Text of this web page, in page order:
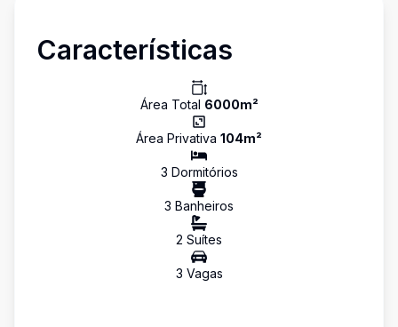
Características
Área Total 6000m²
Área Privativa 104m²
3 Dormitórios
3 Banheiros
2 Suítes
3 Vagas